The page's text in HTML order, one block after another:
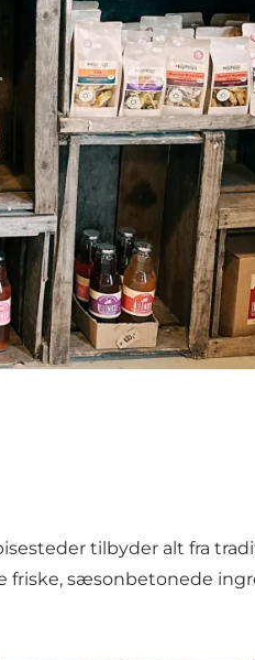
tilbyder alt fra
friske, sæsonbetonede